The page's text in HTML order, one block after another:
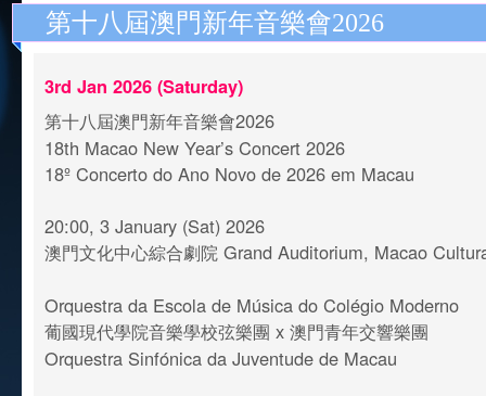
第十八屆澳門新年音樂會2026
3rd Jan 2026 (Saturday)
第十八屆澳門新年音樂會2026
18th Macao New Year’s Concert 2026
18º Concerto do Ano Novo de 2026 em Macau
20:00, 3 January (Sat) 2026
澳門文化中心綜合劇院 Grand Auditorium, Macao
Orquestra da Escola de Música do Colégio Moderno
葡國現代學院音樂學校弦樂團 x 澳門青年交響樂團
Orquestra Sinfónica da Juventude de Macau